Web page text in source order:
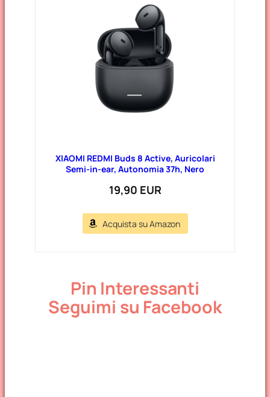
XIAOMI REDMI Buds 8 Active, Auricolari
Semi-in-ear, Autonomia 37h, Nero
19,90 EUR
Acquista su Amazon
Pin Interessanti
Seguimi su Facebook